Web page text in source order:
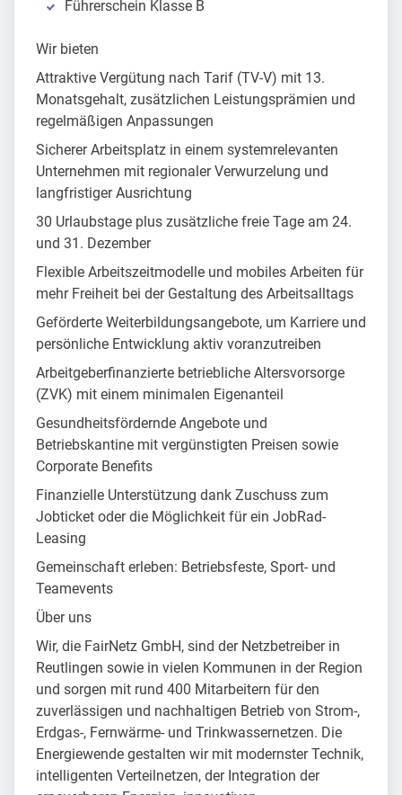
Führerschein Klasse B
Wir bieten
Attraktive Vergütung nach Tarif (TV-V) mit 13.
Monatsgehalt, zusätzlichen Leistungsprämien und
regelmäßigen Anpassungen
Sicherer Arbeitsplatz in einem systemrelevanten
Unternehmen mit regionaler Verwurzelung und
langfristiger Ausrichtung
30 Urlaubstage plus zusätzliche freie Tage am 24.
und 31. Dezember
Flexible Arbeitszeitmodelle und mobiles Arbeiten für
mehr Freiheit bei der Gestaltung des Arbeitsalltags
Geförderte Weiterbildungsangebote, um Karriere und
persönliche Entwicklung aktiv voranzutreiben
Arbeitgeberfinanzierte betriebliche Altersvorsorge
(ZVK) mit einem minimalen Eigenanteil
Gesundheitsfördernde Angebote und
Betriebskantine mit vergünstigten Preisen sowie
Corporate Benefits
Finanzielle Unterstützung dank Zuschuss zum
Jobticket oder die Möglichkeit für ein JobRad-
Leasing
Gemeinschaft erleben: Betriebsfeste, Sport- und
Teamevents
Über uns
Wir, die FairNetz GmbH, sind der Netzbetreiber in
Reutlingen sowie in vielen Kommunen in der Region
und sorgen mit rund 400 Mitarbeitern für den
zuverlässigen und nachhaltigen Betrieb von Strom-,
Erdgas-, Fernwärme- und Trinkwassernetzen. Die
Energiewende gestalten wir mit modernster Technik,
intelligenten Verteilnetzen, der Integration der